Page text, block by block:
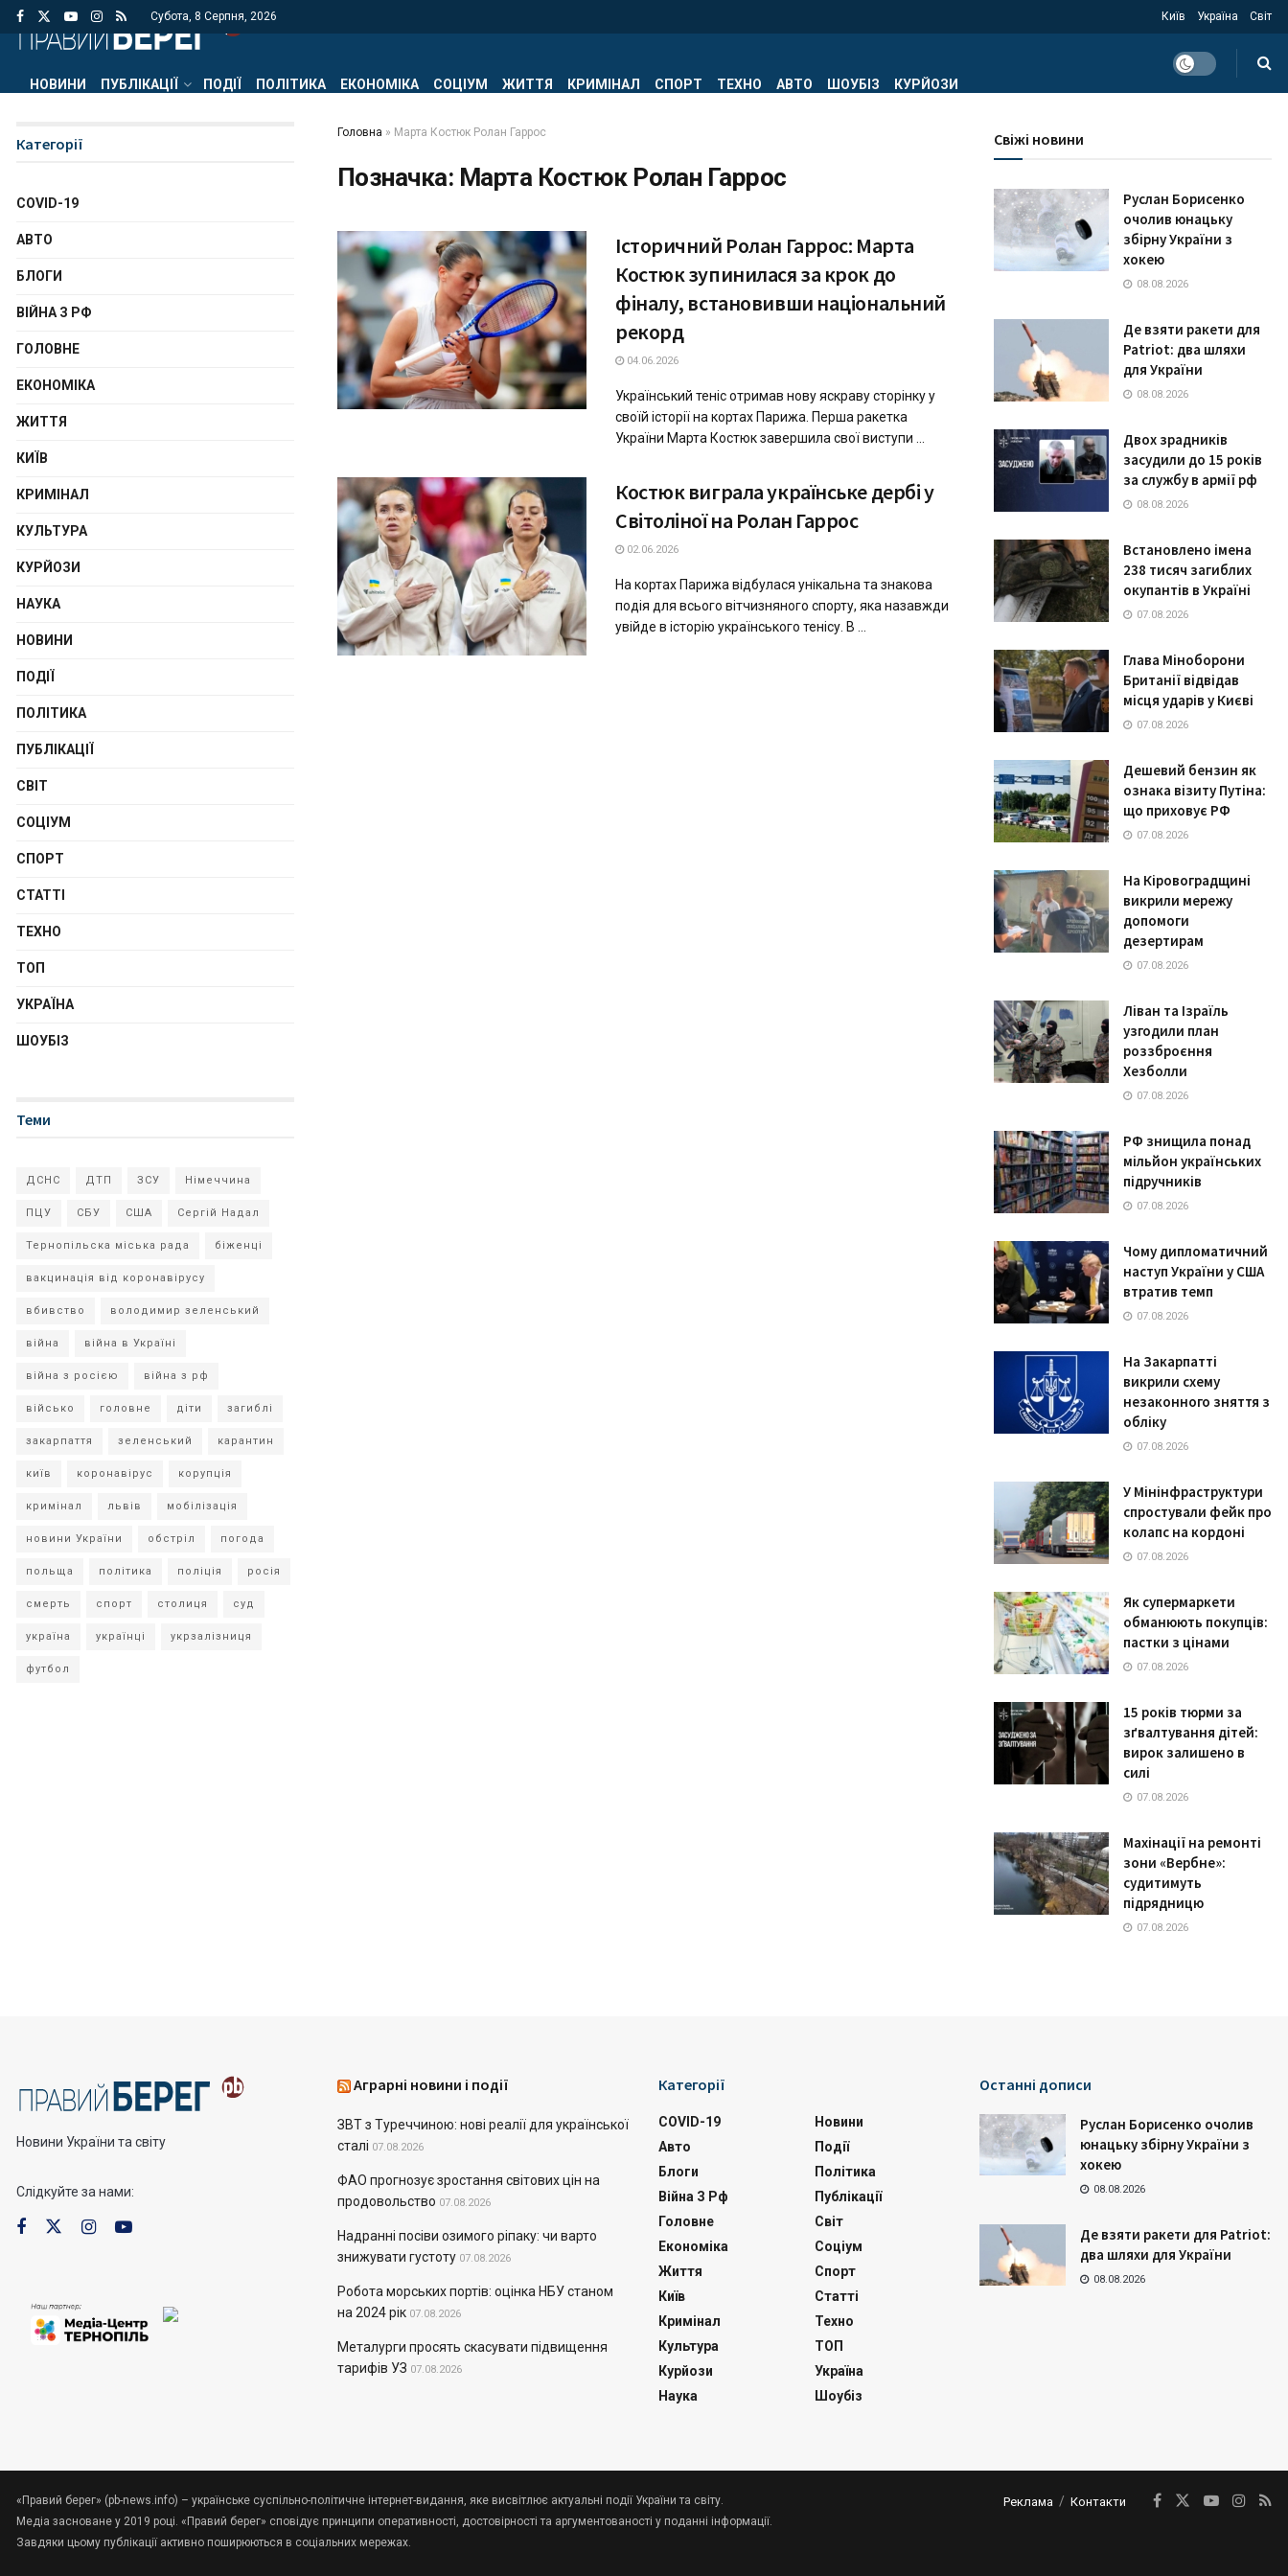
Субота, 8 Серпня, 2026 Київ Україна Світ
НОВИНИ ПУБЛІКАЦІЇ ПОДІЇ ПОЛІТИКА ЕКОНОМІКА СОЦІУМ ЖИТТЯ КРИМІНАЛ СПОРТ ТЕХНО АВТО ШОУБІЗ КУРЙОЗИ
Головна » Марта Костюк Ролан Гаррос
Позначка: Марта Костюк Ролан Гаррос
Історичний Ролан Гаррос: Марта
Костюк зупинилася за крок до
фіналу, встановивши національний
рекорд
04.06.2026
Український теніс отримав нову яскраву сторінку у
своїй історії на кортах Парижа. Перша ракетка
України Марта Костюк завершила свої виступи ...
Костюк виграла українське дербі у
Світоліної на Ролан Гаррос
02.06.2026
На кортах Парижа відбулася унікальна та знакова
подія для всього вітчизняного спорту, яка назавжди
увійде в історію українського тенісу. В ...
Категорії
COVID-19
АВТО
БЛОГИ
ВІЙНА З РФ
ГОЛОВНЕ
ЕКОНОМІКА
ЖИТТЯ
КИЇВ
КРИМІНАЛ
КУЛЬТУРА
КУРЙОЗИ
НАУКА
НОВИНИ
ПОДІЇ
ПОЛІТИКА
ПУБЛІКАЦІЇ
СВІТ
СОЦІУМ
СПОРТ
СТАТТІ
ТЕХНО
ТОП
УКРАЇНА
ШОУБІЗ
Теми
ДСНС ДТП ЗСУ Німеччина
ПЦУ СБУ США Сергій Надал
Тернопільска міська рада біженці
вакцинація від коронавірусу
вбивство володимир зеленський
війна війна в Україні
війна з росією війна з рф
військо головне діти загиблі
закарпаття зеленський карантин
київ коронавірус корупція
кримінал львів мобілізація
новини України обстріл погода
польща політика поліція росія
смерть спорт столиця суд
україна українці укрзалізниця
футбол
Свіжі новини
Руслан Борисенко
очолив юнацьку
збірну України з
хокею
08.08.2026
Де взяти ракети для
Patriot: два шляхи
для України
08.08.2026
Двох зрадників
засудили до 15 років
за службу в армії рф
08.08.2026
Встановлено імена
238 тисяч загиблих
окупантів в Україні
07.08.2026
Глава Міноборони
Британії відвідав
місця ударів у Києві
07.08.2026
Дешевий бензин як
ознака візиту Путіна:
що приховує РФ
07.08.2026
На Кіровоградщині
викрили мережу
допомоги
дезертирам
07.08.2026
Ліван та Ізраїль
узгодили план
роззброєння
Хезболли
07.08.2026
РФ знищила понад
мільйон українських
підручників
07.08.2026
Чому дипломатичний
наступ України у США
втратив темп
07.08.2026
На Закарпатті
викрили схему
незаконного зняття з
обліку
07.08.2026
У Мінінфраструктури
спростували фейк про
колапс на кордоні
07.08.2026
Як супермаркети
обманюють покупців:
пастки з цінами
07.08.2026
15 років тюрми за
зґвалтування дітей:
вирок залишено в
силі
07.08.2026
Махінації на ремонті
зони «Вербне»:
судитимуть
підрядницю
07.08.2026
Новини України та світу
Слідкуйте за нами:
Аграрні новини і події
ЗВТ з Туреччиною: нові реалії для української
сталі 07.08.2026
ФАО прогнозує зростання світових цін на
продовольство 07.08.2026
Надранні посіви озимого ріпаку: чи варто
знижувати густоту 07.08.2026
Робота морських портів: оцінка НБУ станом
на 2024 рік 07.08.2026
Металурги просять скасувати підвищення
тарифів УЗ 07.08.2026
Категорії
COVID-19
Авто
Блоги
Війна З Рф
Головне
Економіка
Життя
Київ
Кримінал
Культура
Курйози
Наука
Новини
Події
Політика
Публікації
Світ
Соціум
Спорт
Статті
Техно
ТОП
Україна
Шоубіз
Останні дописи
Руслан Борисенко очолив
юнацьку збірну України з
хокею
08.08.2026
Де взяти ракети для Patriot:
два шляхи для України
08.08.2026
Реклама Контакти
«Правий берег» (pb-news.info) – українське суспільно-політичне інтернет-видання, яке висвітлює актуальні події України та світу.
Медіа засноване у 2019 році. «Правий берег» сповідує принципи оперативності, достовірності та аргументованості у поданні інформації.
Завдяки цьому публікації активно поширюються в соціальних мережах.